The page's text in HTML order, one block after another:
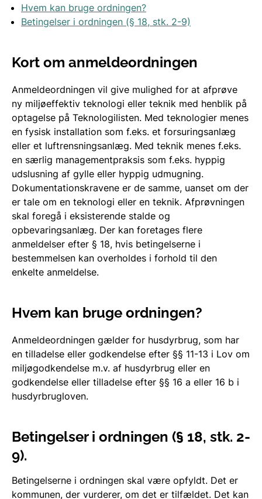
Hvem kan bruge ordningen?
Betingelser i ordningen (§ 18, stk. 2-9)
Kort om anmeldeordningen
Anmeldeordningen vil give mulighed for at afprøve
ny miljøeffektiv teknologi eller teknik med henblik på
optagelse på Teknologilisten. Med teknologier menes
en fysisk installation som f.eks. et forsuringsanlæg
eller et luftrensningsanlæg. Med teknik menes f.eks.
en særlig managementpraksis som f.eks. hyppig
udslusning af gylle eller hyppig udmugning.
Dokumentationskravene er de samme, uanset om der
er tale om en teknologi eller en teknik. Afprøvningen
skal foregå i eksisterende stalde og
opbevaringsanlæg. Der kan foretages flere
anmeldelser efter § 18, hvis betingelserne i
bestemmelsen kan overholdes i forhold til den
enkelte anmeldelse.
Hvem kan bruge ordningen?
Anmeldeordningen gælder for husdyrbrug, som har
en tilladelse eller godkendelse efter §§ 11-13 i Lov om
miljøgodkendelse m.v. af husdyrbrug eller en
godkendelse eller tilladelse efter §§ 16 a eller 16 b i
husdyrbrugloven.
Betingelser i ordningen (§ 18, stk. 2-
9).
Betingelserne i ordningen skal være opfyldt. Det er
kommunen, der vurderer, om det er tilfældet. Det kan